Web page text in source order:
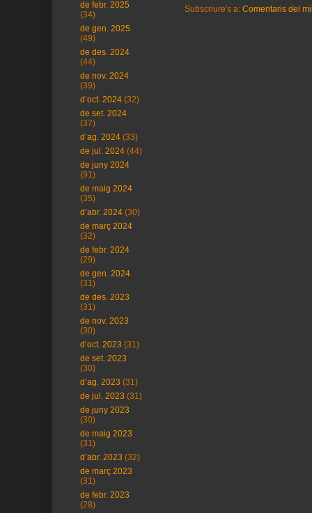
Subscriure's a: Comentaris del
de febr. 2025
(34)
de gen. 2025
(49)
de des. 2024
(44)
de nov. 2024
(39)
d’oct. 2024 (32)
de set. 2024
(37)
d’ag. 2024 (33)
de jul. 2024 (44)
de juny 2024
(91)
de maig 2024
(35)
d’abr. 2024 (30)
de març 2024
(32)
de febr. 2024
(29)
de gen. 2024
(31)
de des. 2023
(31)
de nov. 2023
(30)
d’oct. 2023 (31)
de set. 2023
(30)
d’ag. 2023 (31)
de jul. 2023 (31)
de juny 2023
(30)
de maig 2023
(31)
d’abr. 2023 (32)
de març 2023
(31)
de febr. 2023
(28)